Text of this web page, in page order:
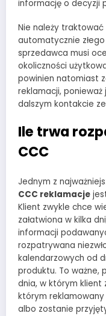
informację o decyzji
Nie należy
automatycznie
sprzedawca musi
okoliczności
powinien natomiast
reklamacji,
dalszym kontakcie
Ile trwa
CCC
Jednym z
CCC reklamacje
Klient zwykle chce
załatwiona w kilka
informacji
rozpatrywana
kalendarzowych od
produktu. To ważne,
dnia, w którym klient
którym
albo zostanie